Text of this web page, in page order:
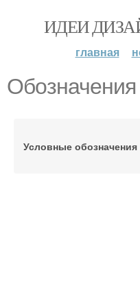
ИДЕИ
главная
Обозначения
Условные обозначения